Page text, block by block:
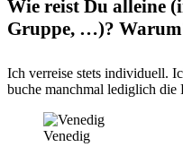
Wie reist Du alleine
Gruppe, …)?
Ich verreise stets individuell.
buche manchmal lediglich die
Venedig